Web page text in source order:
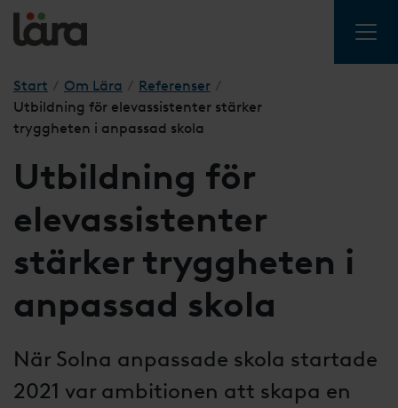
Start / Om Lära / Referenser /
Utbildning för elevassistenter stärker
tryggheten i anpassad skola
Utbildning för
elevassistenter
stärker tryggheten i
anpassad skola
När Solna anpassade skola startade
2021 var ambitionen att skapa en